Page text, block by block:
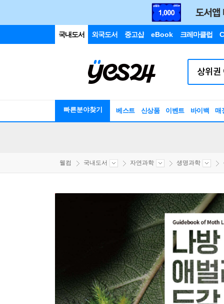
국내도서 외국도서 중고샵 eBook 크레마클럽
빠른분야찾기 베스트 신상품 이벤트 바이백 매
웰컴 국내도서 자연과학 생명과학